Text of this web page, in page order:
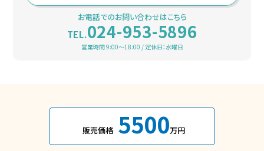
お電話でのお問い合わせはこちら
TEL.024-953-5896
営業時間 9:00～18:00 / 定休日：水曜日
販売価格 5500万円